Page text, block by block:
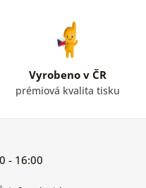
Vyrobeno v ČR
prémiová kvalita tisku
- 16:00